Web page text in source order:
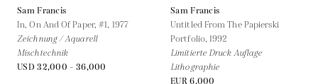
Sam Francis
In, On And Of Paper, #1, 1977
Zeichnung / Aquarell
Mischtechnik
USD 32,000 - 36,000
Sam Francis
Untitled From The Papierski
Portfolio,1992
Limitierte Druck Auflage
Lithographie
EUR 6,000